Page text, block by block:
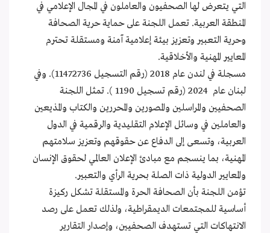
التي يتعرض لها الصحفيون والعاملون في المجال الإعلامي في
المنطقة العربية. تعمل اللجنة على حماية حرية الصحافة
وحرية التعبير وتعزيز بيئة إعلامية آمنة ومستقلة تحترم
المعايير المهنية والأخلاقية.
مسجلة في لندن عام 2018 (رقم التسجيل 11472736). وفي
لبنان عام 2024 (رقم تسجيل 1190 ). تمثل اللجنة
الصحفيين والمراسلين والمصورين والمحررين والكتاب والمذيعين
والعاملين في وسائل الإعلام التقليدية والرقمية في الدول
العربية، وتسعى إلى الدفاع عن حقوقهم وتعزيز سلامتهم
المهنية، بما ينسجم مع مبادئ الإعلان العالمي لحقوق الإنسان
والمعايير الدولية ذات الصلة بحرية الرأي والتعبير.
تؤمن اللجنة بأن الصحافة الحرة والمستقلة تشكل ركيزة
أساسية للمجتمعات الديمقراطية، ولذلك تعمل على رصد
الانتهاكات التي تستهدف الصحفيين، وإصدار التقارير